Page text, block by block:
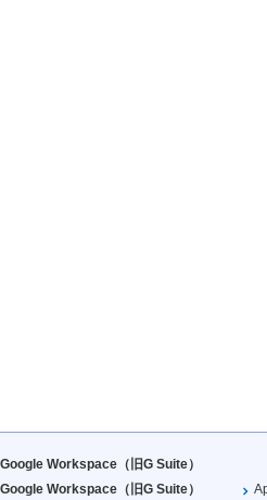
Google Workspace（旧G Suite）
Google Workspace（旧G Suite）